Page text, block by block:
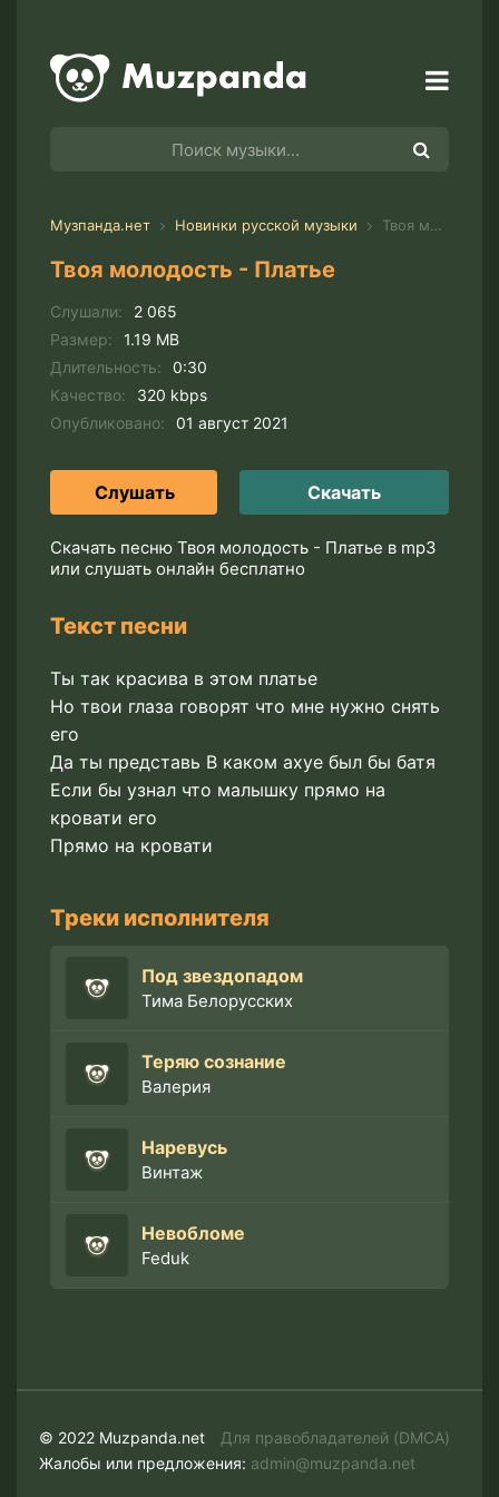
Музпанда.нет Новинки русской музыки Твоя молодость - Платье
Твоя молодость - Платье
Слушали:
2 065
Размер:
1.19 MB
Длительность:
0:30
Качество:
320 kbps
Опубликовано:
01 август 2021
Слушать Скачать
Скачать песню Твоя молодость - Платье в mp3
или слушать онлайн бесплатно
Текст песни
Ты так красива в этом платье
Но твои глаза говорят что мне нужно снять
его
Да ты представь В каком ахуе был бы батя
Если бы узнал что малышку прямо на
кровати его
Прямо на кровати
Треки исполнителя
Под звездопадом
Тима Белорусских
Теряю сознание
Валерия
Наревусь
Винтаж
Невобломе
Feduk
© 2022 Muzpanda.net
Для правобладателей (DMCA)
Жалобы или предложения: admin@muzpanda.net